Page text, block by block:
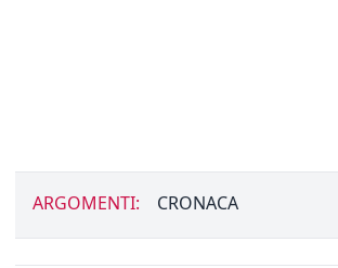
ARGOMENTI: CRONACA